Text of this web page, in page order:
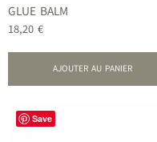
GLUE BALM
18,20 €
AJOUTER AU PANIER
Save